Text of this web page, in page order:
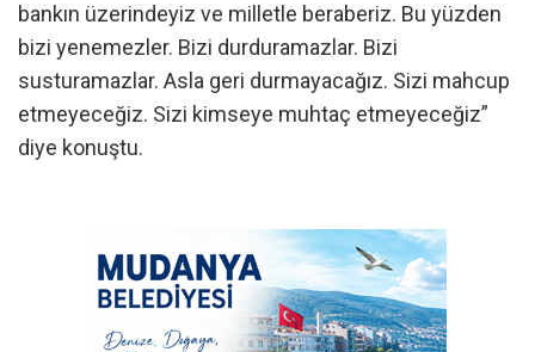
bankın üzerindeyiz ve milletle beraberiz. Bu yüzden
bizi yenemezler. Bizi durduramazlar. Bizi
susturamazlar. Asla geri durmayacağız. Sizi mahcup
etmeyeceğiz. Sizi kimseye muhtaç etmeyeceğiz”
diye konuştu.